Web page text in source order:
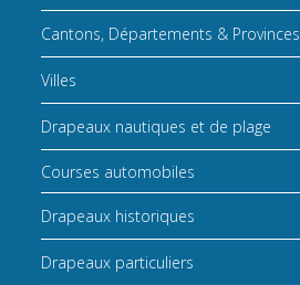
Cantons, Départements & Provinces
Villes
Drapeaux nautiques et de plage
Courses automobiles
Drapeaux historiques
Drapeaux particuliers